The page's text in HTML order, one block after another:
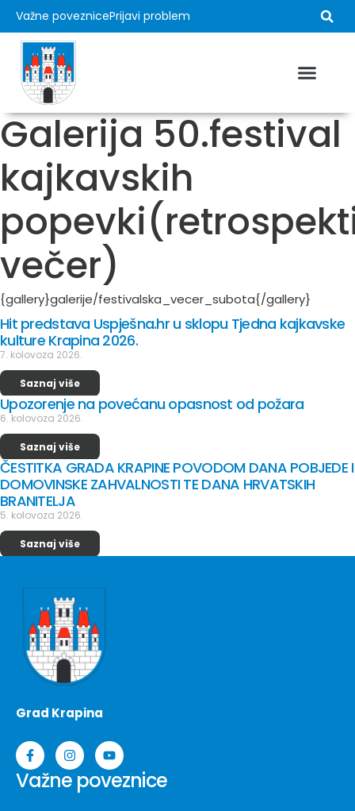
Važne poveznicePrijavi problem
Galerija 50.festival
kajkavskih
večer)
{gallery}galerije/festivalska_vecer_subota{/gallery}
Hit predstava Uspješna.hr u sklopu Tjedna kajkavske
kulture Krapina 2026.
7. kolovoza 2026.
Saznaj više
Upozorenje na povećanu opasnost od požara
6. kolovoza 2026.
Saznaj više
ČESTITKA GRADA KRAPINE POVODOM DANA POBJEDE I
DOMOVINSKE ZAHVALNOSTI TE DANA HRVATSKIH
BRANITELJA
5. kolovoza 2026.
Saznaj više
Grad Krapina
Važne poveznice